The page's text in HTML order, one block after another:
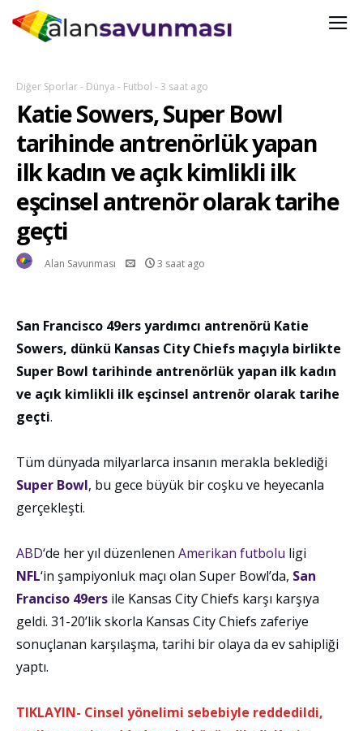
Diğer Sporlar- Dünya - Futbol -3 saat ago
Katie Sowers, Super Bowl
tarihinde antrenörlük yapan
ilk kadın ve açık kimlikli ilk
eşcinsel antrenör olarak tarihe
geçti
Alan Savunması 3 saat ago
San Francisco 49ers yardımcı antrenörü Katie
Sowers, dünkü Kansas City Chiefs maçıyla birlikte
Super Bowl tarihinde antrenörlük yapan ilk kadın
ve açık kimlikli ilk eşcinsel antrenör olarak tarihe
geçti.
Tüm dünyada milyarlarca insanın merakla beklediği
Super Bowl, bu gece büyük bir coşku ve heyecanla
gerçekleşti.
ABD‘de her yıl düzenlenen Amerikan futbolu ligi
NFL‘in şampiyonluk maçı olan Super Bowl’da, San
Franciso 49ers ile Kansas City Chiefs karşı karşıya
geldi. 31-20’lik skorla Kansas City Chiefs zaferiye
sonuçlanan karşılaşma, tarihi bir olaya da ev sahipliği
yaptı.
TIKLAYIN- Cinsel yönelimi sebebiyle reddedildi,